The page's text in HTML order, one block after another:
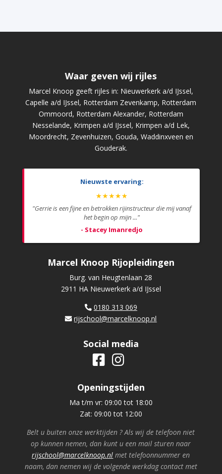
Waar geven wij rijles
Marcel Knoop geeft rijles in: Nieuwerkerk a/d IJssel,
Capelle a/d IJssel, Rotterdam Zevenkamp, Rotterdam
Ommoord, Rotterdam Alexander, Rotterdam
Nesselande, Krimpen a/d IJssel, Krimpen a/d Lek,
Moordrecht, Zevenhuizen, Gouda, Waddinxveen en
Gouderak.
Nieuwste ervaring:
★★★★★
"Gerrie is een fijne en betrokken rijinstructeur die mij vanaf
het begin op mijn ..."
- Stacey Imanredjo
Marcel Knoop Rijopleidingen
Burg. van Heugtenlaan 28
2911 HA Nieuwerkerk a/d IJssel
0180 313 069
rijschool@marcelknoop.nl
Social media
Openingstijden
Ma t/m vr: 09:00 tot 18:00
Zat: 09:00 tot 12:00
Belt u buiten onze werktijden ? Als wij de telefoon niet
op kunnen nemen, dan kunt u een mail sturen naar
rijschool@marcelknoop.nl met telefoonnummer en
naam, dan nemen wij de volgende werkdag contact met